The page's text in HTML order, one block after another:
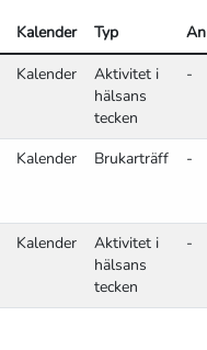
Kalender Typ
Kalender
Aktivitet i
hälsans
tecken
-
Kalender Brukarträff -
Kalender
Aktivitet i
hälsans
tecken
-